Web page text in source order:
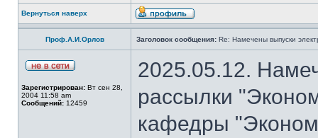
Вернуться наверх
Проф.А.И.Орлов Заголовок сообщения: Re: Намечены выпуски
Зарегистрирован: Вт сен 28,
2004 11:58 am
Сообщений: 12459
2025.05.12.
рассылки
кафедры